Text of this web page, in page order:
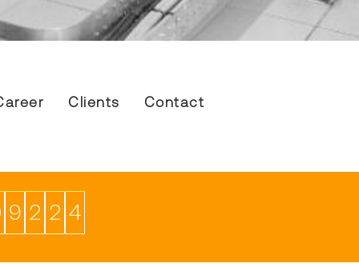
Clients Contact
9 2 2 4